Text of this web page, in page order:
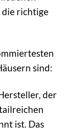
die richtige
sind:
der
ist. Das